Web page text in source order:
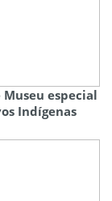
especial
Indígenas